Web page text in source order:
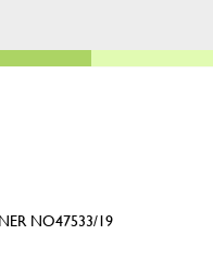
NO47533/19